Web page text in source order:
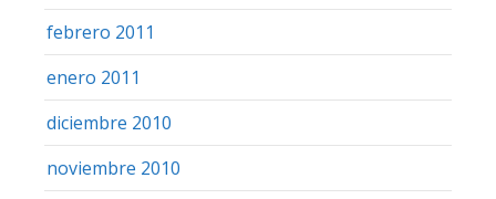
febrero 2011
enero 2011
diciembre 2010
noviembre 2010